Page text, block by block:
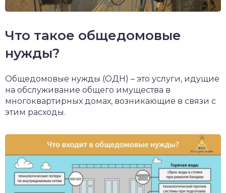
Что такое общедомовые
нужды?
Общедомовые нужды (ОДН) – это услуги, идущие
на обслуживание общего имущества в
многоквартирных домах, возникающие в связи с
этим расходы.